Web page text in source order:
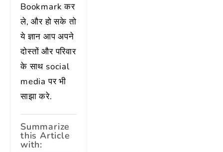
Bookmark कर
ले, और हो सके तो
ये ज्ञान आप अपने
दोस्तों और परिवार
के साथ social
media पर भी
साझा करे.
Summarize
this Article
with: